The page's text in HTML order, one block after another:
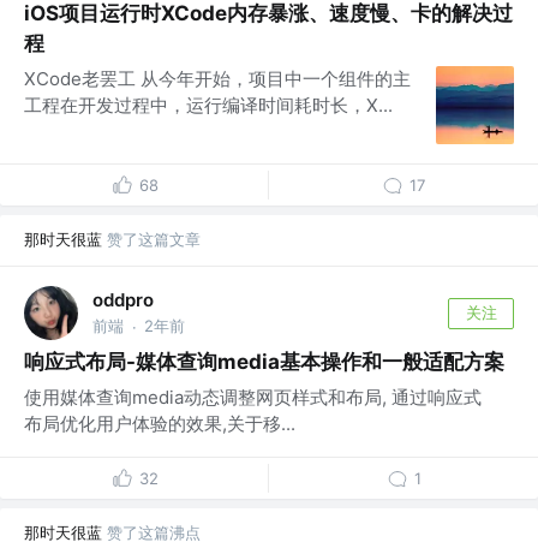
iOS项目运行时XCode内存暴涨、速度慢、卡的解决过
程
XCode老罢工 从今年开始，项目中一个组件的主
工程在开发过程中，运行编译时间耗时长，X...
68 17
那时天很蓝 赞了这篇文章
oddpro
前端 · 2年前
关注
响应式布局-媒体查询media基本操作和一般适配方案
使用媒体查询media动态调整网页样式和布局, 通过响应式
布局优化用户体验的效果,关于移...
32 1
那时天很蓝 赞了这篇沸点